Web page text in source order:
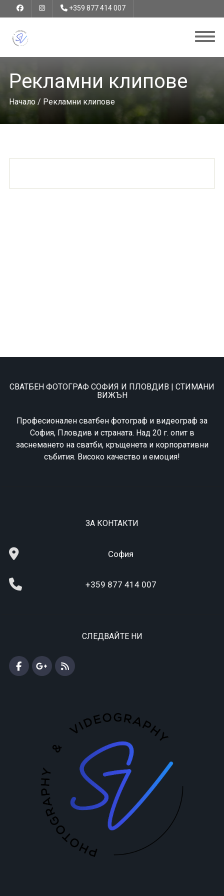
+359 877 414 007
Рекламни клипове
Начало/ Рекламни клипове
СВАТБЕН ФОТОГРАФ СОФИЯ И ПЛОВДИВ | СТИМАНИ
ВИЖЪН
Професионален сватбен фотограф и видеограф за
София, Пловдив и страната. Над 20 г. опит в
заснемането на сватби, кръщенета и корпоративни
събития. Високо качество и емоция!
ЗА КОНТАКТИ
София
+359 877 414 007
СЛЕДВАЙТЕ НИ